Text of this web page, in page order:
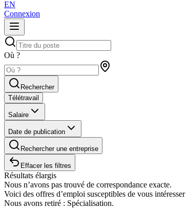
EN
Connexion
Où ?
Rechercher
Télétravail
Salaire
Date de publication
Rechercher une entreprise
Effacer les filtres
Résultats élargis
Nous n’avons pas trouvé de correspondance exacte.
Voici des offres d’emploi susceptibles de vous
Nous avons retiré : Spécialisation.